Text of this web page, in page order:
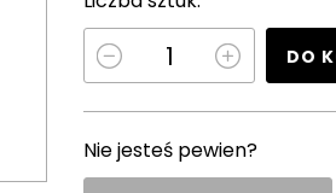
DO
Nie jesteś pewien?